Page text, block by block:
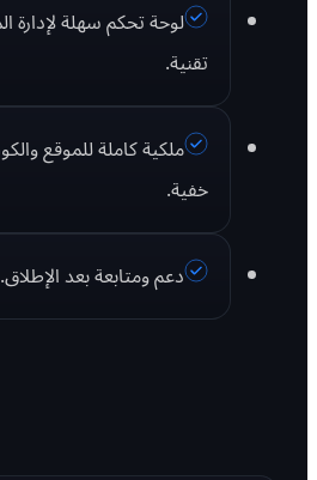
لوحة تحكم سهلة لإدارة
تقنية.
ملكية كاملة للموقع
خفية.
دعم ومتابعة بعد الإطلاق.